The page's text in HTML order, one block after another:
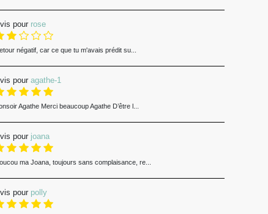
pour rose
négatif, car ce que tu m'avais prédit su...
pour agathe-1
Agathe Merci beaucoup Agathe D’être l...
pour joana
ma Joana, toujours sans complaisance, re...
pour polly